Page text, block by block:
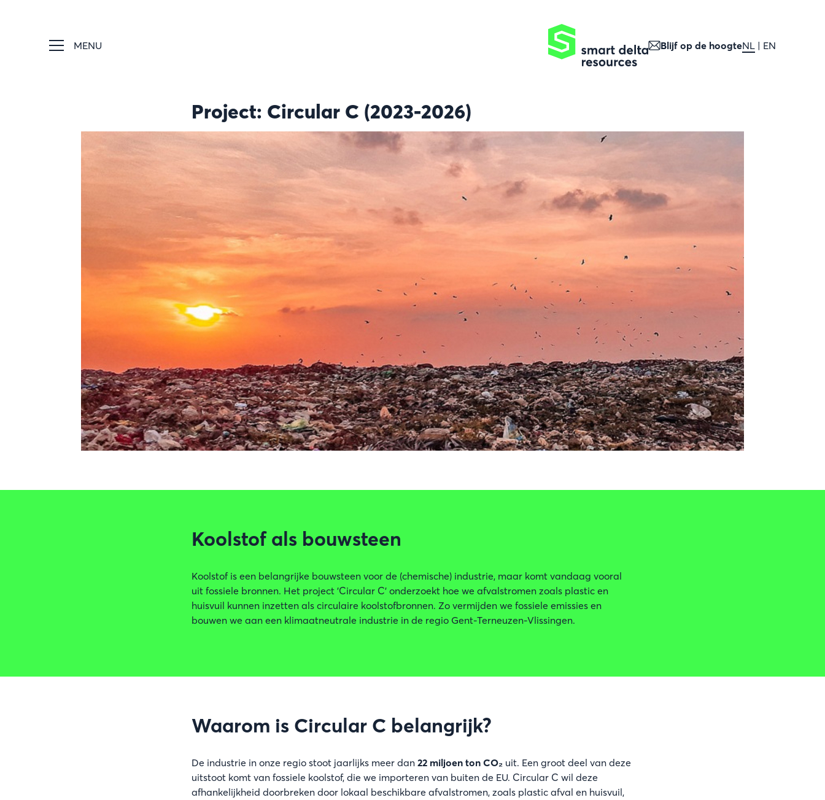
MENU Blijf op de hoogteNL EN
Project: Circular C (2023-2026)
Koolstof als bouwsteen
Koolstof is een belangrijke bouwsteen voor de (chemische) industrie, maar komt vandaag vooral
uit fossiele bronnen. Het project 'Circular C' onderzoekt hoe we afvalstromen zoals plastic en
huisvuil kunnen inzetten als circulaire koolstofbronnen. Zo vermijden we fossiele emissies en
bouwen we aan een klimaatneutrale industrie in de regio Gent-Terneuzen-Vlissingen.
Waarom is Circular C belangrijk?
De industrie in onze regio stoot jaarlijks meer dan 22 miljoen ton CO₂ uit. Een groot deel van deze
uitstoot komt van fossiele koolstof, die we importeren van buiten de EU. Circular C wil deze
afhankelijkheid doorbreken door lokaal beschikbare afvalstromen, zoals plastic afval en huisvuil,